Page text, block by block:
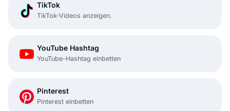
TikTok
TikTok-Videos anzeigen.
YouTube Hashtag
YouTube-Hashtag einbetten
Pinterest
Pinterest einbetten